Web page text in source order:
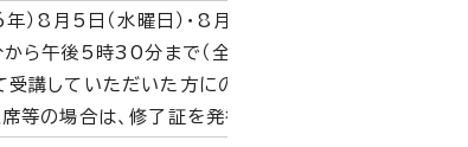
8月5日（水曜日）・8月6日（木曜日）
ら午後5時30分まで（全2回）
講していただいた方にのみ修了証を発行しますので、
等の場合は、修了証を発行できません。